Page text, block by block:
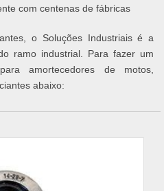
com centenas de fábricas
o Soluções Industriais é a
ramo industrial. Para fazer um
amortecedores de motos,
abaixo: